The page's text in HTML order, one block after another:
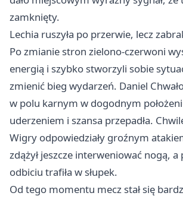
zamknięty.
Lechia ruszyła po przerwie, lecz
Po zmianie stron zielono-czerwoni
energią i szybko stworzyli sobie
zmienić bieg wydarzeń. Daniel
w polu karnym w dogodnym
uderzeniem i szansa przepadła.
Wigry odpowiedziały groźnym
zdążył jeszcze interweniować nogą, a
odbiciu trafiła w słupek.
Od tego momentu mecz stał się